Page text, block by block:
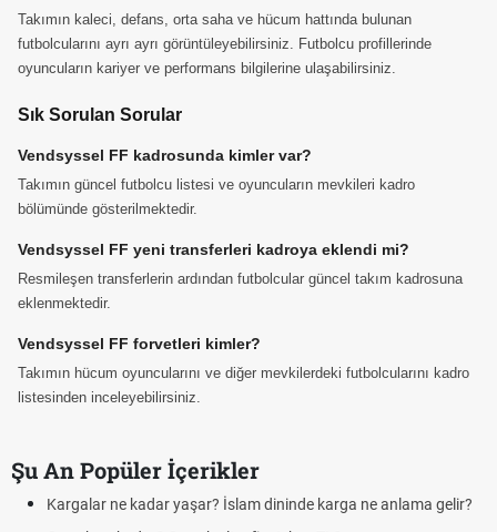
Takımın kaleci, defans, orta saha ve hücum hattında bulunan
futbolcularını ayrı ayrı görüntüleyebilirsiniz. Futbolcu profillerinde
oyuncuların kariyer ve performans bilgilerine ulaşabilirsiniz.
Sık Sorulan Sorular
Vendsyssel FF kadrosunda kimler var?
Takımın güncel futbolcu listesi ve oyuncuların mevkileri kadro
bölümünde gösterilmektedir.
Vendsyssel FF yeni transferleri kadroya eklendi mi?
Resmileşen transferlerin ardından futbolcular güncel takım kadrosuna
eklenmektedir.
Vendsyssel FF forvetleri kimler?
Takımın hücum oyuncularını ve diğer mevkilerdeki futbolcularını kadro
listesinden inceleyebilirsiniz.
Şu An Popüler İçerikler
Kargalar ne kadar yaşar? İslam dininde karga ne anlama gelir?